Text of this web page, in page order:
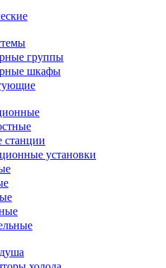
группы
шкафы
станции
установки